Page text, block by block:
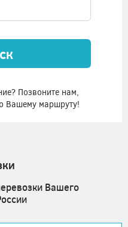
Позвоните нам,
Вашему маршруту!
Вашего